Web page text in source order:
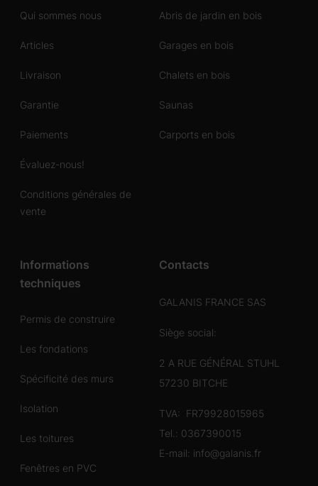
Qui sommes nous
Articles
Livraison
Garantie
Paiements
Évaluez-nous!
Conditions générales de
vente
Abris de jardin en bois
Garages en bois
Chalets en bois
Saunas
Carports en bois
Informations
techniques
Permis de construire
Les fondations
Spécificité des murs
Isolation
Les toitures
Fenêtres en PVC
Contacts
GALANIS FRANCE SAS
Siège social:
2 A RUE GÉNÉRAL STUHL
57230 BITCHE
TVA: FR79928015965
Tel.: 0367390015
E-mail: info@galanis.fr